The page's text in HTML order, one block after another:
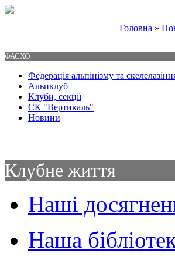
| Головна »
ФАСХО
Федерація альпінізму та
Альпклуб
Клуби, секції
СК "Вертикаль"
Новини
Клубне життя
Наші
Наша